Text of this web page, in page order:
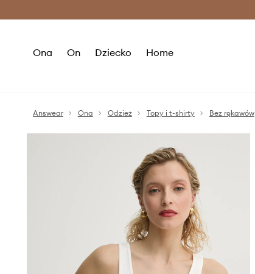
Ona On Dziecko Home
Answear Ona Odzież Topy i t-shirty Bez rękawów